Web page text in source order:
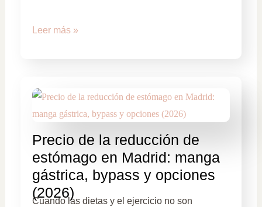
Leer más »
Precio de la reducción de
estómago en Madrid: manga
gástrica, bypass y opciones
(2026)
Cuando las dietas y el ejercicio no son